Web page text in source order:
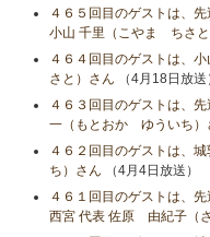
４６５回目のゲストは、
小山​ 千里（こやま ちさ
４６４回目のゲストは
さと）さん （4月18日放送
４６３回目のゲストは、
一（もとおか ゆういち）
４６２回目のゲストは、
ち）さん （4月4日放送）
４６１回目のゲストは、
西宮 代表 佐原 由紀子（